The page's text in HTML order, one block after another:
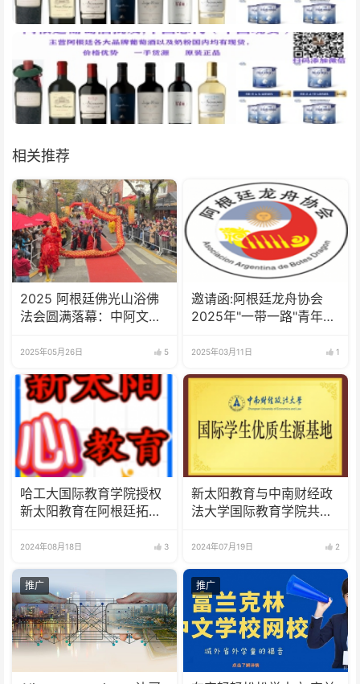
相关推荐
2025 阿根廷佛光山浴佛
法会圆满落幕：中阿文化
2025年05月26日 5
邀请函:阿根廷龙舟协会
2025年"一带一路"青年龙
2025年03月11日 1
哈工大国际教育学院授权
新太阳教育在阿根廷拓展
2024年08月18日 3
新太阳教育与中南财经政
法大学国际教育学院共
地"
2024年07月19日 2
推广 推广